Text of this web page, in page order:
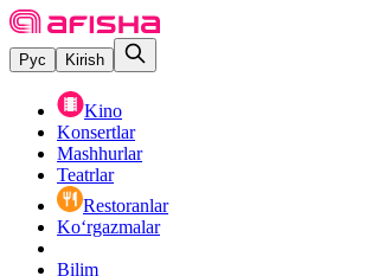
Рус Kirish
Kino
Konsertlar
Mashhurlar
Teatrlar
Restoranlar
Ko‘rgazmalar
Bilim